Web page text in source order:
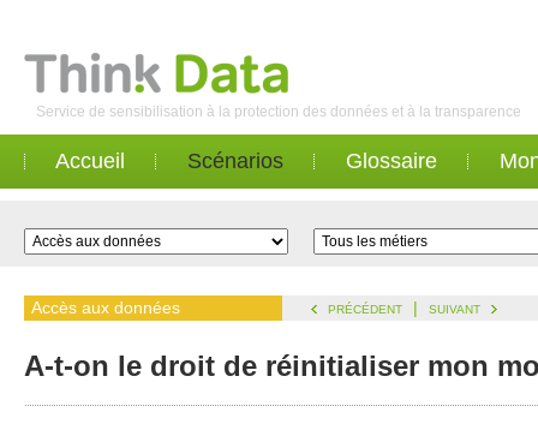
Service de sensibilisation à la protection des données et à la transparence
Accueil Scénarios Glossaire
Accès aux données PRÉCÉDENT | SUIVANT
A-t-on le droit de réinitialiser mon